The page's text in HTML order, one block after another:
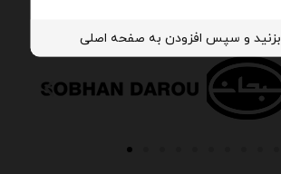
بزنید و سپس افزودن به صفحه اصلی
داروسازی